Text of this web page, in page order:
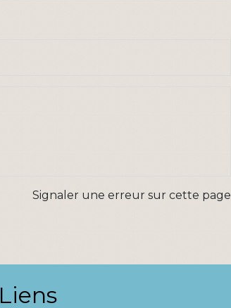
Signaler une erreur sur cette page
Liens